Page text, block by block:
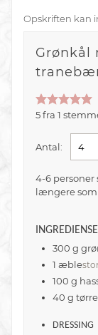
Opskriften kan
Grønkål
5fra 1
Antal:
4-6
længere
300 g
1 æble
100 g
40 g
DRESSING